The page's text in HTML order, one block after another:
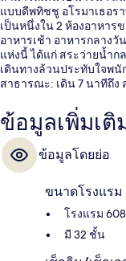
แบบดีพทิชชู อโรมาเธอร
เป็นหนึ่งใน 2 ห้องอาหาร
อาหารเช้า อาหารกลางวั
แห่งนี้ ได้แก่ สระว่ายน้ำก
เดินทางล้วนประทับใจพ
สาธารณะ: เดิน 7 นาทีถึง
ข้อมูลเพิ่มเ
ข้อมูลโดยย่อ
ขนาดโรงแรม
โรงแรม
มี 32 ชั้น